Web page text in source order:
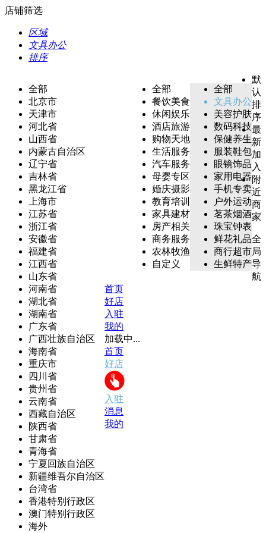
店铺筛选
区域
文具办公
排序
全部
北京市
天津市
河北省
山西省
内蒙古自治区
辽宁省
吉林省
黑龙江省
上海市
江苏省
浙江省
安徽省
福建省
江西省
山东省
河南省
湖北省
湖南省
广东省
广西壮族自治区
海南省
重庆市
四川省
贵州省
云南省
西藏自治区
陕西省
甘肃省
青海省
宁夏回族自治区
新疆维吾尔自治区
台湾省
香港特别行政区
澳门特别行政区
海外
全部
餐饮美食
休闲娱乐
酒店旅游
购物天地
生活服务
汽车服务
母婴专区
婚庆摄影
教育培训
家具建材
房产相关
商务服务
农林牧渔
自定义
全部
文具办公
美容护肤
数码科技
保健养生
服装鞋包
眼镜饰品
家用电器
手机专卖
户外运动
茗茶烟酒
珠宝钟表
鲜花礼品
商行超市
生鲜特产
默
认
排
序
最
新
加
入
附
近
商
家
全
局
导
航
首页
好店
入驻
我的
加载中...
首页
好店
入驻
消息
我的